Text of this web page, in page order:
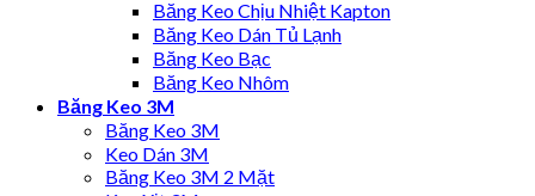
Băng Keo Chịu Nhiệt Kapton
Băng Keo Dán Tủ Lạnh
Băng Keo Bạc
Băng Keo Nhôm
Băng Keo 3M
Băng Keo 3M
Keo Dán 3M
Băng Keo 3M 2 Mặt